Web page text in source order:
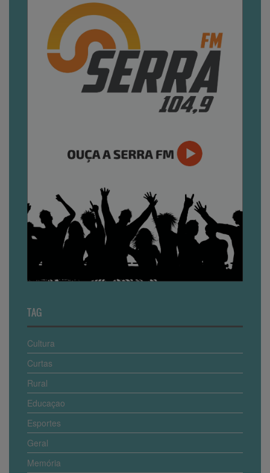
TAG
Cultura
Curtas
Rural
Educaçao
Esportes
Geral
Memória